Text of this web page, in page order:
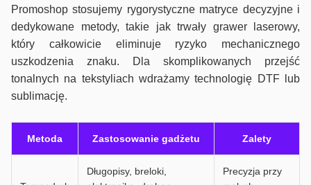
Promoshop stosujemy rygorystyczne matryce decyzyjne i
dedykowane metody, takie jak trwały grawer laserowy,
który całkowicie eliminuje ryzyko mechanicznego
uszkodzenia znaku. Dla skomplikowanych przejść
tonalnych na tekstyliach wdrażamy technologię DTF lub
sublimację.
Metoda Zastosowanie gadżetu Zalety
Długopisy, breloki,
Precyzja przy